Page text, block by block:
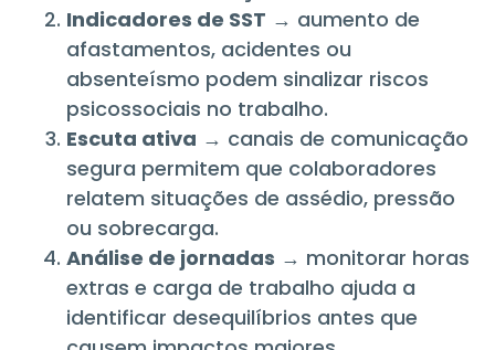
Indicadores de SST → aumento de
afastamentos, acidentes ou
absenteísmo podem sinalizar riscos
psicossociais no trabalho.
Escuta ativa → canais de comunicação
segura permitem que colaboradores
relatem situações de assédio, pressão
ou sobrecarga.
Análise de jornadas → monitorar horas
extras e carga de trabalho ajuda a
identificar desequilíbrios antes que